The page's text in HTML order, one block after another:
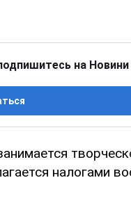
на Новини
налогами